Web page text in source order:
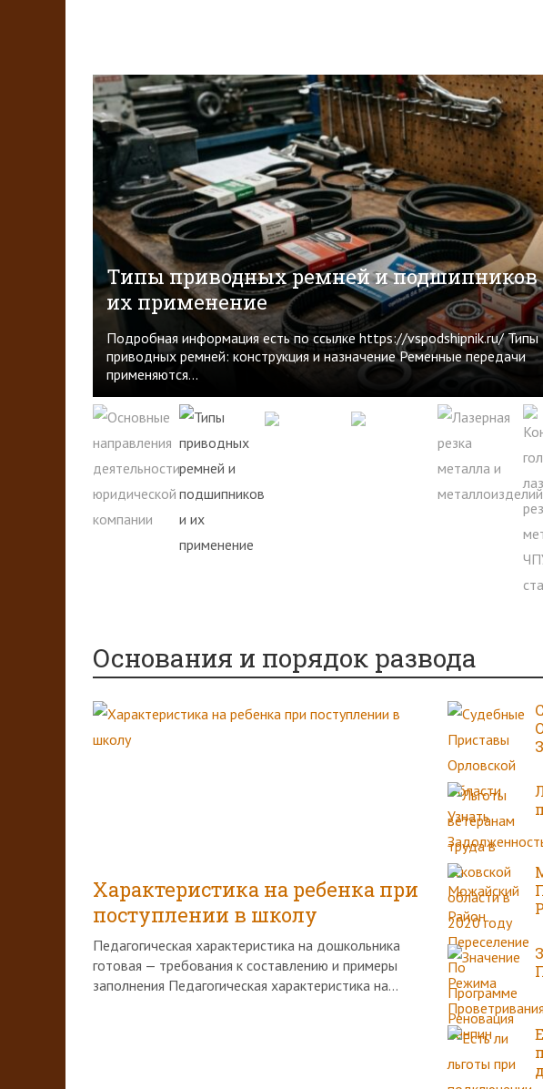
Типы приводных ремней и подшипников
их применение
Подробная информация есть по ссылке https://vspodshipnik.ru/ Типы
приводных ремней: конструкция и назначение Ременные передачи
применяются...
Основания и порядок развода
Характеристика на ребенка при
поступлении в школу
Педагогическая характеристика на дошкольника
готовая — требования к составлению и примеры
заполнения Педагогическая характеристика на...